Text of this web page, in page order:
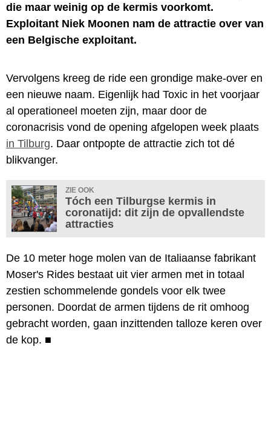
die maar weinig op de kermis voorkomt.
Exploitant Niek Moonen nam de attractie over van
een Belgische exploitant.
Vervolgens kreeg de ride een grondige make-over en
een nieuwe naam. Eigenlijk had Toxic in het voorjaar
al operationeel moeten zijn, maar door de
coronacrisis vond de opening afgelopen week plaats
in Tilburg. Daar ontpopte de attractie zich tot dé
blikvanger.
ZIE OOK
Tóch een Tilburgse kermis in
coronatijd: dit zijn de opvallendste
attracties
De 10 meter hoge molen van de Italiaanse fabrikant
Moser's Rides bestaat uit vier armen met in totaal
zestien schommelende gondels voor elk twee
personen. Doordat de armen tijdens de rit omhoog
gebracht worden, gaan inzittenden talloze keren over
de kop. ■